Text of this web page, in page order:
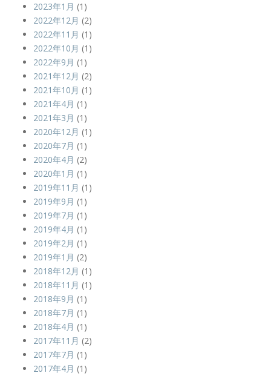
2023年1月 (1)
2022年12月 (2)
2022年11月 (1)
2022年10月 (1)
2022年9月 (1)
2021年12月 (2)
2021年10月 (1)
2021年4月 (1)
2021年3月 (1)
2020年12月 (1)
2020年7月 (1)
2020年4月 (2)
2020年1月 (1)
2019年11月 (1)
2019年9月 (1)
2019年7月 (1)
2019年4月 (1)
2019年2月 (1)
2019年1月 (2)
2018年12月 (1)
2018年11月 (1)
2018年9月 (1)
2018年7月 (1)
2018年4月 (1)
2017年11月 (2)
2017年7月 (1)
2017年4月 (1)